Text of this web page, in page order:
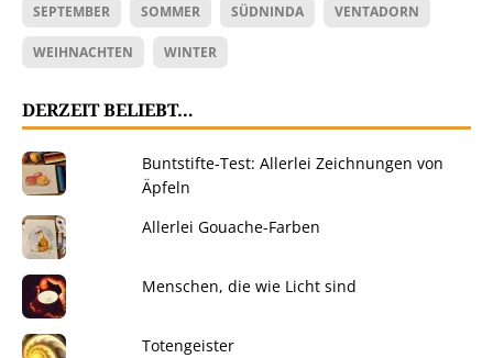
SEPTEMBER SOMMER SÜDNINDA VENTADORN
WEIHNACHTEN WINTER
DERZEIT BELIEBT…
Buntstifte-Test: Allerlei Zeichnungen von
Äpfeln
Allerlei Gouache-Farben
Menschen, die wie Licht sind
Totengeister